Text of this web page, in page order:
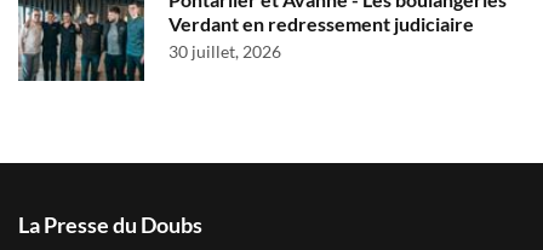
Verdant en redressement judiciaire
30 juillet, 2026
La Presse du Doubs